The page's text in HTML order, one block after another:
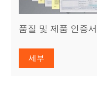
품질 및 제품 인증서
세부